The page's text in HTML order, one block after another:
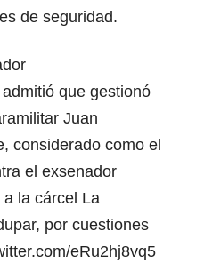
de seguridad.
admitió que gestionó
Juan
considerado como el
el exsenador
la cárcel La
por cuestiones
eRu2hj8vq5